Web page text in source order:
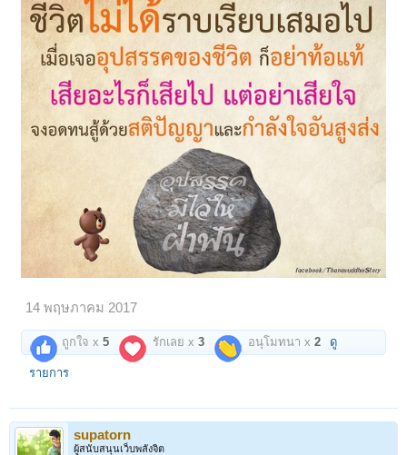
14 พฤษภาคม 2017
ถูกใจ x5 รักเลย x3 อนุโมทนา x2 ดู
รายการ
supatorn
ผู้สนับสนุนเว็บพลังจิต
2 3 4 5 → 97 ถัดไป >